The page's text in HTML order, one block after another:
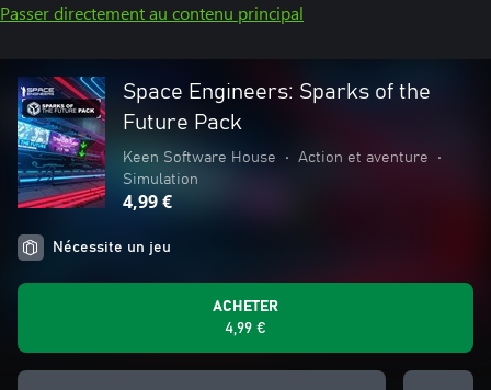
Passer directement au contenu principal
Space Engineers: Sparks of the
Future Pack
Keen Software House • Action et aventure
•
Simulation
4,99 €
Nécessite un jeu
ACHETER
4,99 €